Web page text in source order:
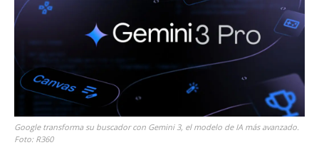
Google transforma su buscador con Gemini 3, el modelo de IA más avanzado.
Foto: R360